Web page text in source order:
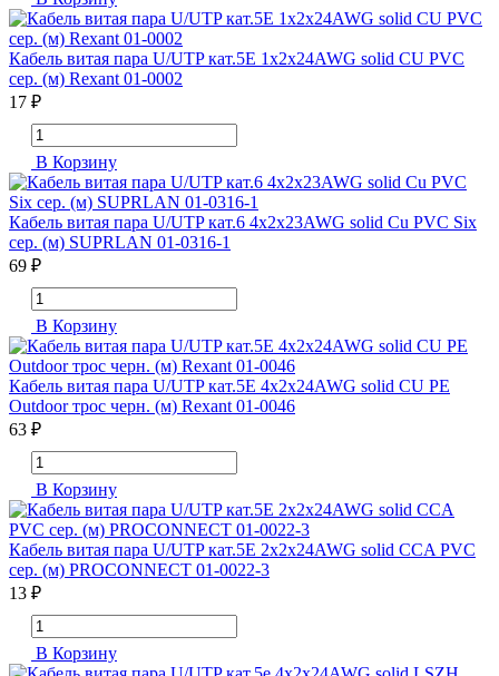
Кабель витая пара U/UTP кат.5E 1х2х24AWG solid CU PVC
сер. (м) Rexant 01-0002
17 ₽
В Корзину
Кабель витая пара U/UTP кат.6 4х2х23AWG solid Cu PVC Six
сер. (м) SUPRLAN 01-0316-1
69 ₽
В Корзину
Кабель витая пара U/UTP кат.5E 4х2х24AWG solid CU PE
Outdoor трос черн. (м) Rexant 01-0046
63 ₽
В Корзину
Кабель витая пара U/UTP кат.5E 2х2х24AWG solid CCA PVC
сер. (м) PROCONNECT 01-0022-3
13 ₽
В Корзину